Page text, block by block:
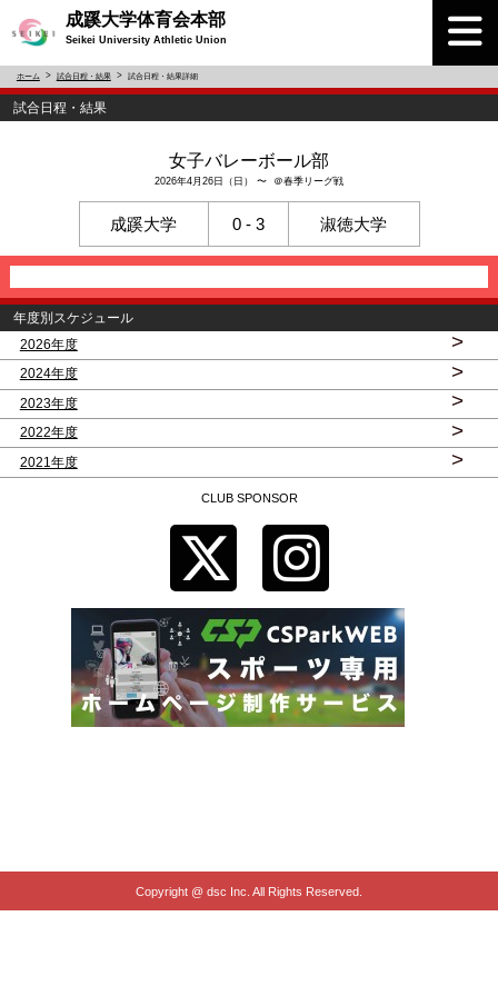
成蹊大学体育会本部
Seikei University Athletic Union
ホーム 試合日程・結果 試合日程・結果詳細
試合日程・結果
女子バレーボール部
2026年4月26日（日） 〜 ＠春季リーグ戦
成蹊大学 0 - 3 淑徳大学
年度別スケジュール
2026年度
>
2024年度 >
2023年度 >
2022年度 >
2021年度 >
CLUB SPONSOR
Copyright @ dsc Inc. All Rights Reserved.